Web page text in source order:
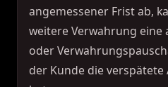
angemessener Frist ab,
weitere Verwahrung eine
oder
der Kunde die